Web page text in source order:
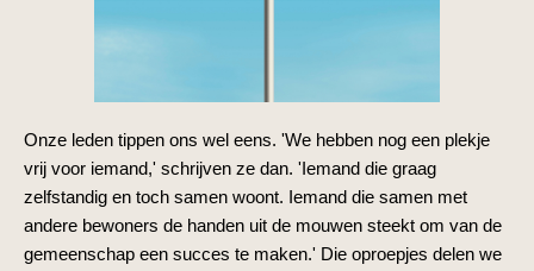
Onze leden tippen ons wel eens. 'We hebben nog een plekje
vrij voor iemand,' schrijven ze dan. 'Iemand die graag
zelfstandig en toch samen woont. Iemand die samen met
andere bewoners de handen uit de mouwen steekt om van de
gemeenschap een succes te maken.' Die oproepjes delen we